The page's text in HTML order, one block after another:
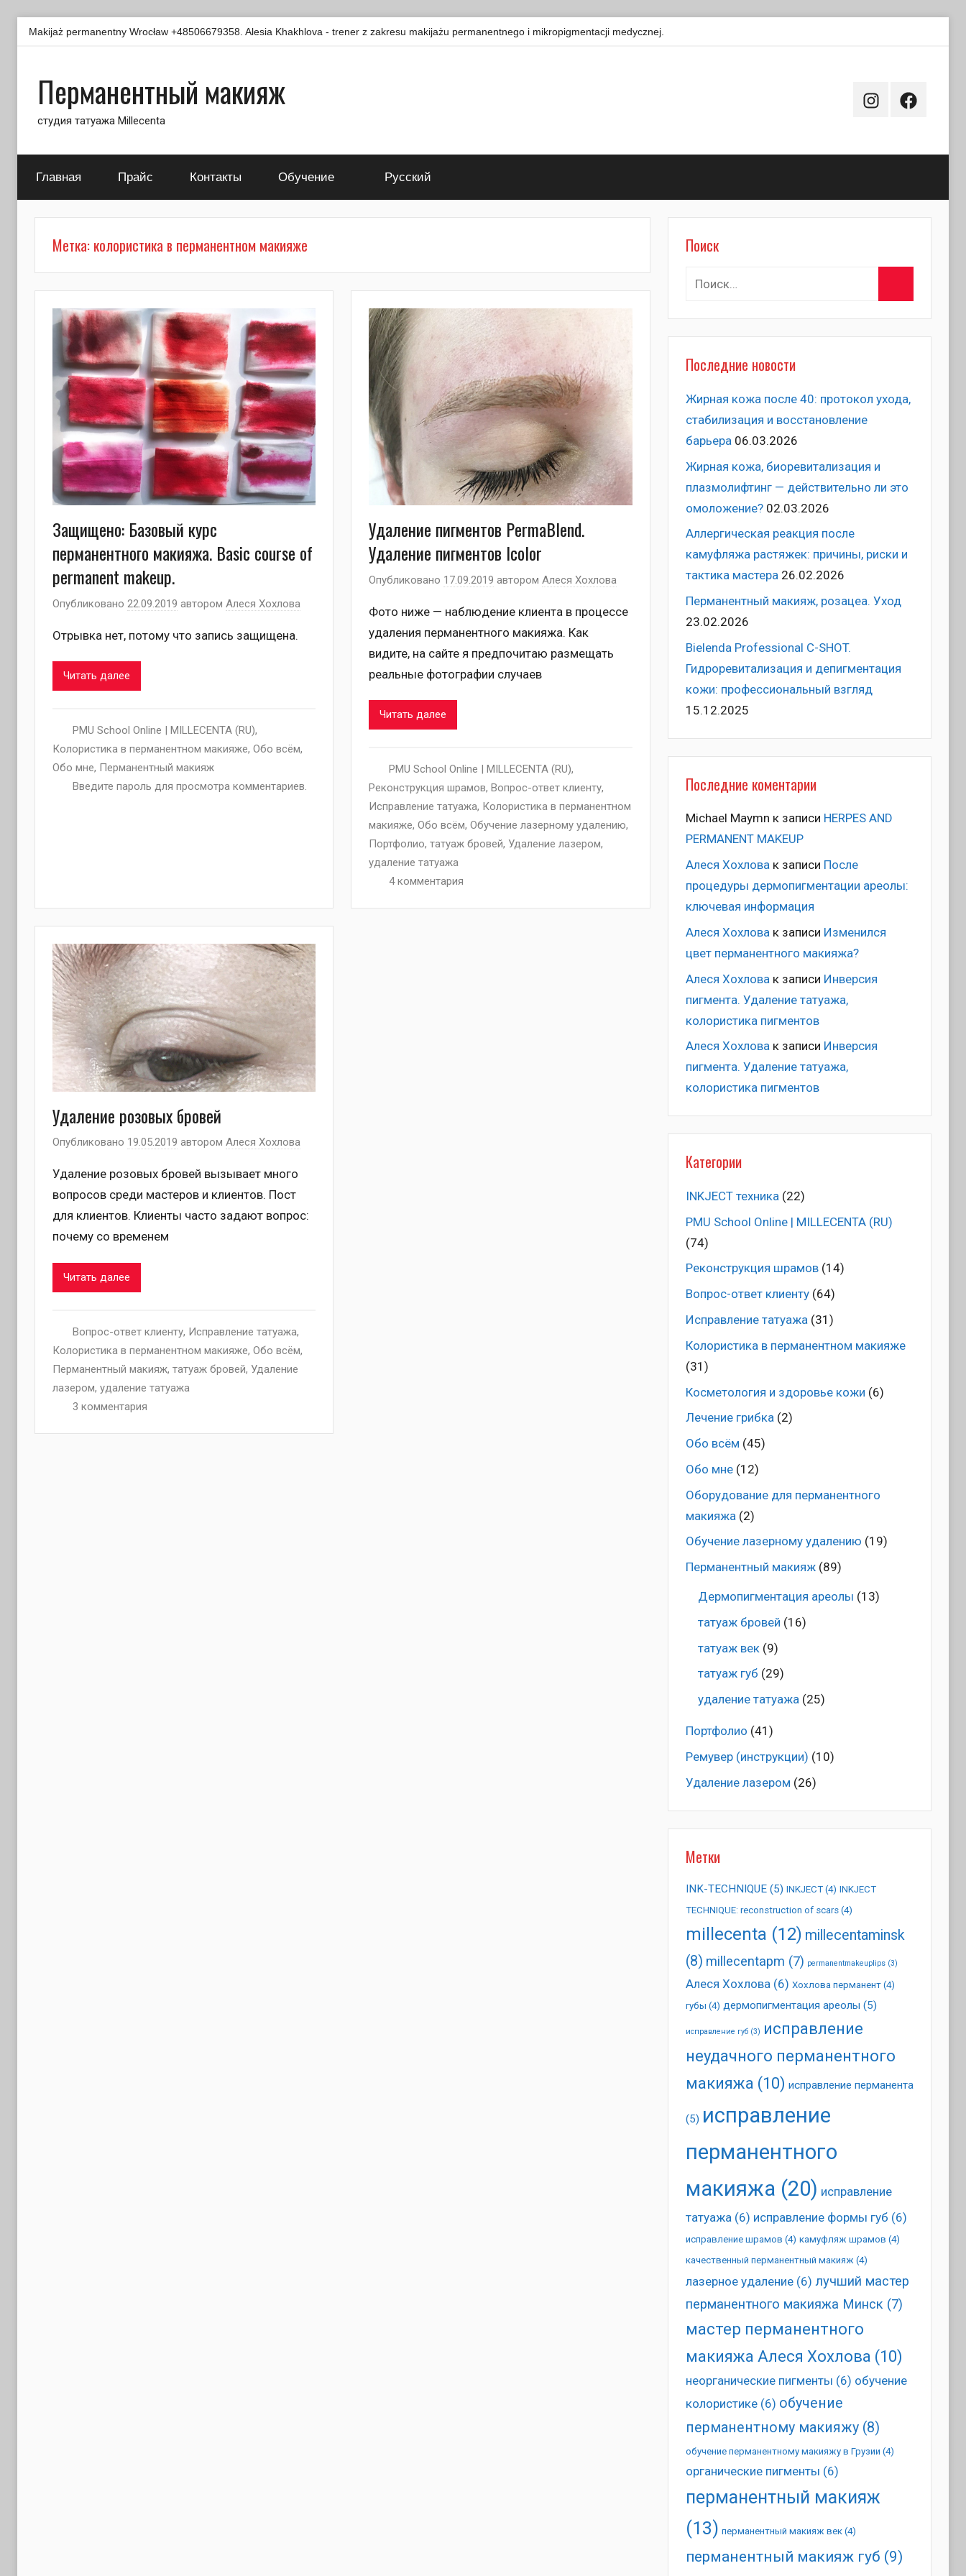
Перейти
Makijaż permanentny Wrocław +48506679358. Alesia Khakhlova - trener z zakresu makijażu permanentnego i mikropigmentacji medycznej.
Перманентный макияж
студия татуажа Millecenta
InstagramFacebook
Главная Прайс Контакты Обучение Русский
Метка: колористика в перманентном макияже
Защищено: Базовый курс
перманентного макияжа. Basic course of
permanent makeup.
Опубликовано 22.09.2019 автором Алеся Хохлова
Отрывка нет, потому что запись защищена.
Читать далее
PMU School Online | MILLECENTA (RU),
Колористика в перманентном макияже, Обо всём,
Обо мне, Перманентный макияж
Введите пароль для просмотра комментариев.
Удаление пигментов PermaBlend.
Удаление пигментов Icolor
Опубликовано 17.09.2019 авторомАлеся Хохлова
Фото ниже — наблюдение клиента в процессе
удаления перманентного макияжа. Как
видите, на сайте я предпочитаю размещать
реальные фотографии случаев
Читать далее
PMU School Online | MILLECENTA (RU),
Pеконструкция шрамов,Вопрос-ответ клиенту,
Исправление татуажа, Колористика в перманентном
макияже,Обо всём,Обучение лазерному удалению,
Портфолио,татуаж бровей, Удаление лазером,
удаление татуажа
4 комментария
Удаление розовых бровей
Опубликовано 19.05.2019 автором Алеся Хохлова
Удаление розовых бровей вызывает много
вопросов среди мастеров и клиентов. Пост
для клиентов. Клиенты часто задают вопрос:
почему со временем
Читать далее
Вопрос-ответ клиенту, Исправление татуажа,
Колористика в перманентном макияже, Обо всём,
Перманентный макияж, татуаж бровей, Удаление
лазером, удаление татуажа
3 комментария
Поиск
Найти:
Последние новости
Жирная кожа после 40: протокол ухода,
стабилизация и восстановление
барьера 06.03.2026
Жирная кожа, биоревитализация и
плазмолифтинг — действительно ли это
омоложение? 02.03.2026
Аллергическая реакция после
камуфляжа растяжек: причины, риски и
тактика мастера 26.02.2026
Перманентный макияж, розацеа. Уход
23.02.2026
Bielenda Professional C-SHOT.
Гидроревитализация и депигментация
кожи: профессиональный взгляд
15.12.2025
Последние коментарии
Michael Maymn к записи HERPES AND
PERMANENT MAKEUP
Алеся Хохловак записи После
процедуры дермопигментации ареолы:
ключевая информация
Алеся Хохлова к записи Изменился
цвет перманентного макияжа?
Алеся Хохлова к записи Инверсия
пигмента. Удаление татуажа,
колористика пигментов
Алеся Хохловак записи Инверсия
пигмента. Удаление татуажа,
колористика пигментов
Категории
INKJECT техника (22)
PMU School Online | MILLECENTA (RU)
(74)
Pеконструкция шрамов(14)
Вопрос-ответ клиенту(64)
Исправление татуажа (31)
Колористика в перманентном макияже
(31)
Косметология и здоровье кожи (6)
Лечение грибка(2)
Обо всём (45)
Обо мне(12)
Оборудование для перманентного
макияжа (2)
Обучение лазерному удалению (19)
Перманентный макияж(89)
Дермопигментация ареолы (13)
татуаж бровей (16)
татуаж век(9)
татуаж губ (29)
удаление татуажа(25)
Портфолио (41)
Ремувер (инструкции) (10)
Удаление лазером (26)
Метки
INK-TECHNIQUE(5) INKJECT(4) INKJECT
TECHNIQUE: reconstruction of scars(4)
millecenta (12) millecentaminsk
(8) millecentapm (7) permanentmakeuplips(3)
Алеся Хохлова(6) Хохлова перманент(4)
губы (4) дермопигментация ареолы (5)
исправление губ(3) исправление
неудачного перманентного
макияжа (10) исправление перманента
(5) исправление
перманентного
макияжа (20) исправление
татуажа(6) исправление формы губ (6)
исправление шрамов (4) камуфляж шрамов (4)
качественный перманентный макияж (4)
лазерное удаление(6) лучший мастер
перманентного макияжа Минск (7)
мастер перманентного
макияжа Алеся Хохлова (10)
неорганические пигменты (6) обучение
колористике(6) обучение
перманентному макияжу(8)
обучение перманентному макияжу в Грузии (4)
органические пигменты (6)
перманентный макияж
(13) перманентный макияж век(4)
перманентный макияж губ (9)